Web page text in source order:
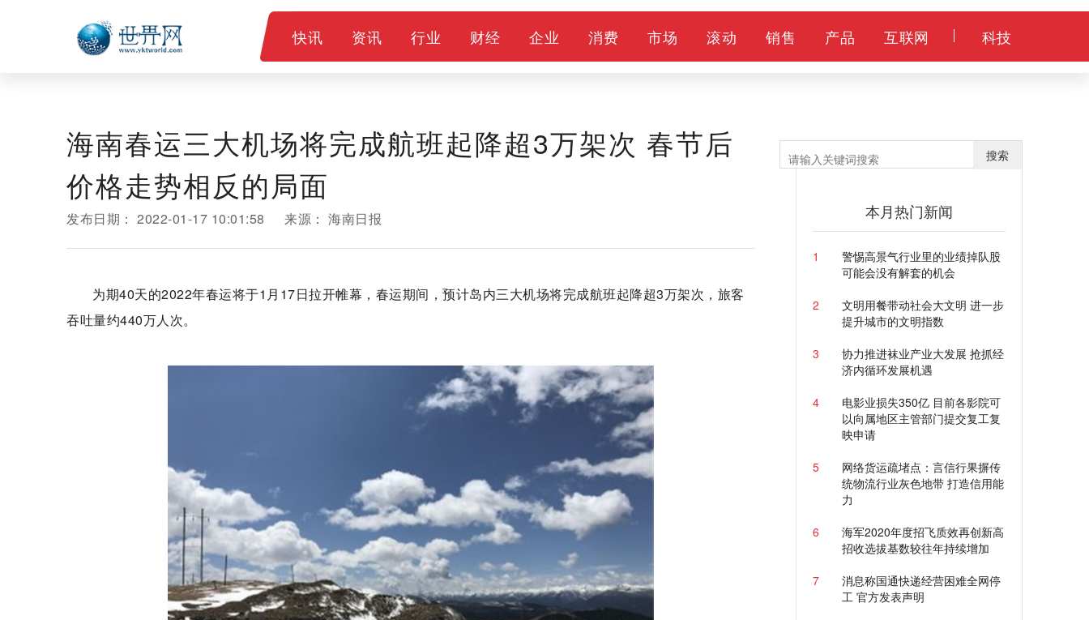
快讯 资讯 行业 财经 企业 消费 市场 滚动 销售 产品 互联网 科技
海南春运三大机场将完成航班起降超3万架次 春节后
价格走势相反的局面
发布日期： 2022-01-17 10:01:58 来源： 海南日报
为期40天的2022年春运将于1月17日拉开帷幕，春运期间，预计岛内三大机场将完成航班起降超3万架次，旅客
吞吐量约440万人次。
搜索
本月热门新闻
1
警惕高景气行业里的业绩掉队股
可能会没有解套的机会
2
文明用餐带动社会大文明 进一步
提升城市的文明指数
3
协力推进袜业产业大发展 抢抓经
济内循环发展机遇
4
电影业损失350亿 目前各影院可
以向属地区主管部门提交复工复
映申请
5
网络货运疏堵点：言信行果摒传
统物流行业灰色地带 打造信用能
力
6
海军2020年度招飞质效再创新高
招收选拔基数较往年持续增加
7
消息称国通快递经营困难全网停
工 官方发表声明